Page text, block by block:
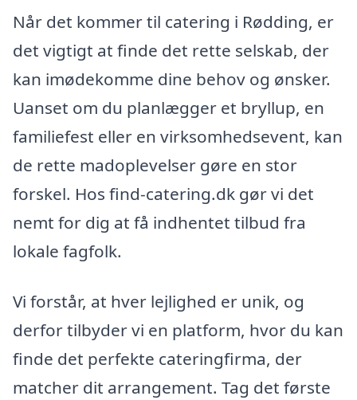
Når det kommer til catering i Rødding, er
det vigtigt at finde det rette selskab, der
kan imødekomme dine behov og ønsker.
Uanset om du planlægger et bryllup, en
familiefest eller en virksomhedsevent, kan
de rette madoplevelser gøre en stor
forskel. Hos find-catering.dk gør vi det
nemt for dig at få indhentet tilbud fra
lokale fagfolk.
Vi forstår, at hver lejlighed er unik, og
derfor tilbyder vi en platform, hvor du kan
finde det perfekte cateringfirma, der
matcher dit arrangement. Tag det første